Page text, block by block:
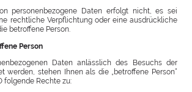
personenbezogene Daten erfolgt nicht, es sei
rechtliche Verpflichtung oder eine ausdrückliche
betroffene Person.
Person
Daten anlässlich des Besuchs der
werden, stehen Ihnen als die „betroffene Person“
folgende Rechte zu: